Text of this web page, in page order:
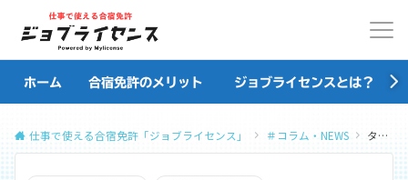
ホーム 合宿免許のメリット ジョブライセンスとは？
仕事で使える合宿免許「ジョブライセンス」 ＃コラム・NEWS タクシードライバー不足解消！普通二種免許の教習時間が大幅に短縮へ！